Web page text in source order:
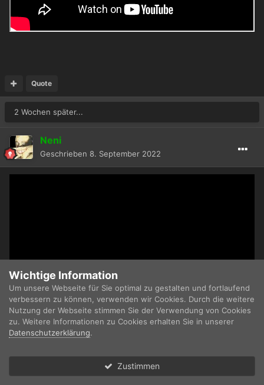
Quote
2 Wochen später...
Neni
Geschrieben 8. September 2022
Quote
Wichtige Information
Um unsere Webseite für Sie optimal zu gestalten und fortlaufend
verbessern zu können, verwenden wir Cookies. Durch die weitere
Nutzung der Webseite stimmen Sie der Verwendung von Cookies
zu. Weitere Informationen zu Cookies erhalten Sie in unserer
Datenschutzerklärung.
Zustimmen